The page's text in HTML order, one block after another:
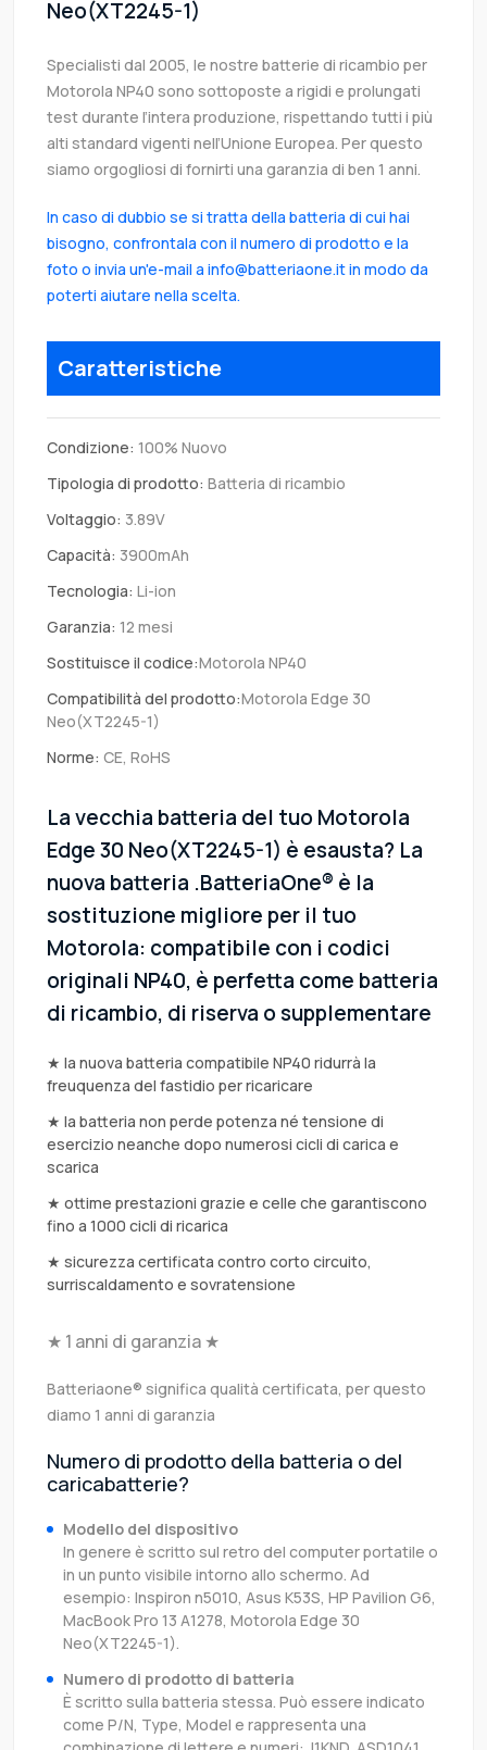
Neo(XT2245-1)
Specialisti dal 2005, le nostre batterie di ricambio per
Motorola NP40 sono sottoposte a rigidi e prolungati
test durante l’intera produzione, rispettando tutti i più
alti standard vigenti nell’Unione Europea. Per questo
siamo orgogliosi di fornirti una garanzia di ben 1 anni.
In caso di dubbio se si tratta della batteria di cui hai
bisogno, confrontala con il numero di prodotto e la
foto o invia un'e-mail a info@batteriaone.it in modo da
poterti aiutare nella scelta.
Caratteristiche
Condizione: 100% Nuovo
Tipologia di prodotto: Batteria di ricambio
Voltaggio: 3.89V
Capacità: 3900mAh
Tecnologia: Li-ion
Garanzia: 12 mesi
Sostituisce il codice:Motorola NP40
Compatibilità del prodotto:Motorola Edge 30
Neo(XT2245-1)
Norme: CE, RoHS
La vecchia batteria del tuo Motorola
Edge 30 Neo(XT2245-1) è esausta? La
nuova batteria .BatteriaOne® è la
sostituzione migliore per il tuo
Motorola: compatibile con i codici
originali NP40, è perfetta come batteria
di ricambio, di riserva o supplementare
★ la nuova batteria compatibile NP40 ridurrà la
freuquenza del fastidio per ricaricare
★ la batteria non perde potenza né tensione di
esercizio neanche dopo numerosi cicli di carica e
scarica
★ ottime prestazioni grazie e celle che garantiscono
fino a 1000 cicli di ricarica
★ sicurezza certificata contro corto circuito,
surriscaldamento e sovratensione
★ 1 anni di garanzia ★
Batteriaone® significa qualità certificata, per questo
diamo 1 anni di garanzia
Numero di prodotto della batteria o del
caricabatterie?
Modello del dispositivo
In genere è scritto sul retro del computer portatile o
in un punto visibile intorno allo schermo. Ad
esempio: Inspiron n5010, Asus K53S, HP Pavilion G6,
MacBook Pro 13 A1278, Motorola Edge 30
Neo(XT2245-1).
Numero di prodotto di batteria
È scritto sulla batteria stessa. Può essere indicato
come P/N, Type, Model e rappresenta una